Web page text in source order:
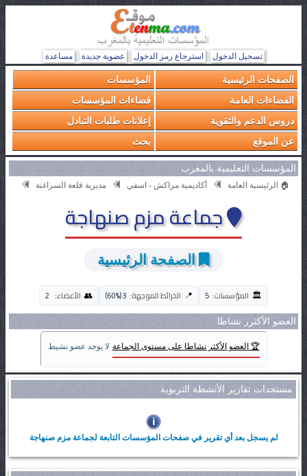
تسجيل الدخول استرجاع رمز الدخول عضوية جديدة مساعدة
الصفحات الرئيسية
المؤسسات
الفضاءات العامة
فضاءات المؤسسات
دروس الدعم والتقوية
إعلانات طلبات التبادل
عن الموقع
بحث
المؤسسات التعليمية بالمغرب
🏠 الرئيسية العامة أكاديمية مراكش - اسفي مديرية قلعة السراغنة
جماعة مزم صنهاجة
الصفحة الرئيسية
🏛️ المؤسسات: 5
📍 الخرائط الموجهة: 3 (60%)
👥 الأعضاء: 2
العضو الأكثرر نشاطا
🏆 العضو الأكثر نشاطا على مستوى الجماعة لا يوجد عضو نشيط
مستجدات تقارير الأنشطة التربوية
لم يسجل بعد أي تقرير في صفحات المؤسسات التابعة لجماعة مزم صنهاجة